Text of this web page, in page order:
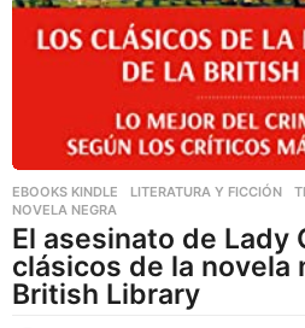
EBOOKS KINDLE ,LITERATURA Y FICCIÓN ,
NOVELA NEGRA
El asesinato de Lady
clásicos de la novela
British Library